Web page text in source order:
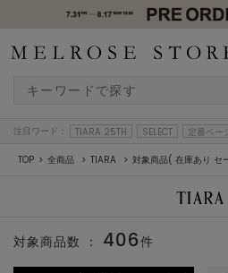
注目ワード： TIARA 25TH SELECT 定番ベー
TOP 全商品 TIARA 対象商品( 在庫あり セ
対象商品数 ： 406件